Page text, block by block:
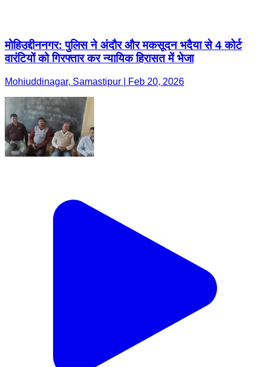
मोहिउद्दीननगर: पुलिस ने अंदौर और मकसूदन भदैया से 4 कोर्ट
वारंटियों को गिरफ्तार कर न्यायिक हिरासत में भेजा
Mohiuddinagar, Samastipur | Feb 20, 2026